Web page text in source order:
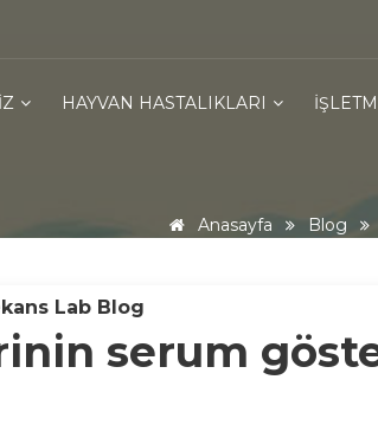
HAYVAN HASTALIKLARI
Anasayfa Blog
Lab Blog
serum